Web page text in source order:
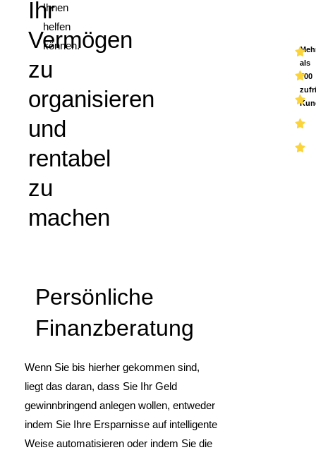
Ihr
Vermögen
zu
organisieren
und
rentabel
zu
machen
Ihnen
helfen
können.
als
700
Persönliche
Finanzberatung
Wenn Sie bis hierher gekommen sind,
liegt das daran, dass Sie Ihr Geld
gewinnbringend anlegen wollen, entweder
indem Sie Ihre Ersparnisse auf intelligente
Weise automatisieren oder indem Sie die